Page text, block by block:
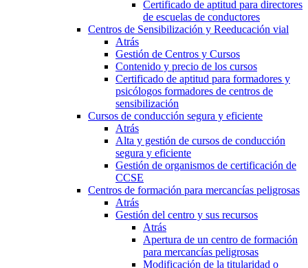
Certificado de aptitud para directores
de escuelas de conductores
Centros de Sensibilización y Reeducación vial
Atrás
Gestión de Centros y Cursos
Contenido y precio de los cursos
Certificado de aptitud para formadores y
psicólogos formadores de centros de
sensibilización
Cursos de conducción segura y eficiente
Atrás
Alta y gestión de cursos de conducción
segura y eficiente
Gestión de organismos de certificación de
CCSE
Centros de formación para mercancías peligrosas
Atrás
Gestión del centro y sus recursos
Atrás
Apertura de un centro de formación
para mercancías peligrosas
Modificación de la titularidad o